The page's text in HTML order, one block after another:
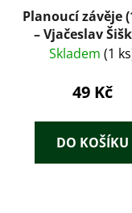
Planoucí závěje
– Vjačeslav
ilustrace
Skladem (1
49 Kč
DO KOŠÍKU